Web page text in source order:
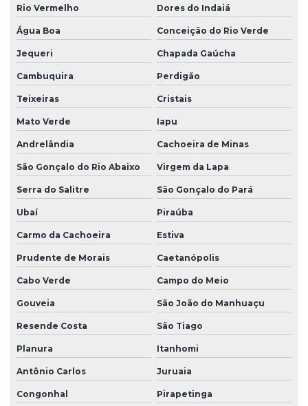
Rio Vermelho Dores do Indaiá
Água Boa Conceição do Rio Verde
Jequeri Chapada Gaúcha
Cambuquira Perdigão
Teixeiras Cristais
Mato Verde Iapu
Andrelândia Cachoeira de Minas
São Gonçalo do Rio Abaixo Virgem da Lapa
Serra do Salitre São Gonçalo do Pará
Ubaí Piraúba
Carmo da Cachoeira Estiva
Prudente de Morais Caetanópolis
Cabo Verde Campo do Meio
Gouveia São João do Manhuaçu
Resende Costa São Tiago
Planura Itanhomi
Antônio Carlos Juruaia
Congonhal Pirapetinga